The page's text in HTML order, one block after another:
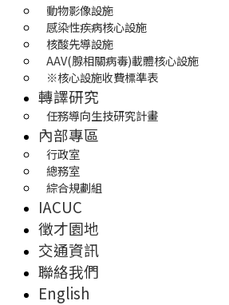
動物影像設施
感染性疾病核心設施
核酸先導設施
AAV(腺相關病毒)載體核心設施
※核心設施收費標準表
轉譯研究
任務導向生技研究計畫
內部專區
行政室
總務室
綜合規劃組
IACUC
徵才園地
交通資訊
聯絡我們
English